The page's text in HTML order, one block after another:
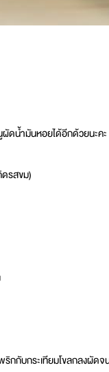
ผัดน้ำมันหอยได้อีกด้วยนะ
รสขม)
กกับกระเทียมโขลกลงผั